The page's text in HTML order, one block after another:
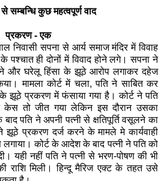
बाद पति ने अपनी पत्नी से क्षतिपूर्ति वसूलने का
झूठे प्रकरण दर्ज करने के मामले मे कार्यवाही
लगाया। कोर्ट के आदेश के बाद पत्नी ने पति को
यही नहीं पति ने पत्नी से भरण-पोषण की भी
की राशि मिली। हिन्दू मैरिज एक्ट के तहत उसे
है।
प्रकरण - दो
सुनाते हुए कहा कि बिना कारण पति का घर
का अधिकार नहीं है। इसी के साथ अदालत
लगाया गया भरण-पोषण का आवेदन खारिज कर
ने फैमिली कोर्ट में पति शैलेंद्र धनारे
खरगोन के खिलाफ भरण-पोषण का प्रकरण
इस आधार पर भरण-पोषण की मांग की थी कि
नहीं जानती। पति इंजीनियर है और उसकी
का मकान होने के साथ कई एकड़ जमीन है।